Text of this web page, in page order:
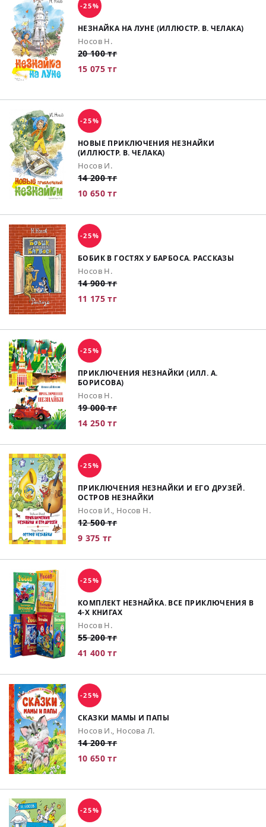
-25%
НЕЗНАЙКА НА ЛУНЕ (ИЛЛЮСТР. В. ЧЕЛАКА)
Носов Н.
20 100 тг
15 075 тг
-25%
НОВЫЕ ПРИКЛЮЧЕНИЯ НЕЗНАЙКИ
(ИЛЛЮСТР. В. ЧЕЛАКА)
Носов И.
14 200 тг
10 650 тг
-25%
БОБИК В ГОСТЯХ У БАРБОСА. РАССКАЗЫ
Носов Н.
14 900 тг
11 175 тг
-25%
ПРИКЛЮЧЕНИЯ НЕЗНАЙКИ (ИЛЛ. А.
БОРИСОВА)
Носов Н.
19 000 тг
14 250 тг
-25%
ПРИКЛЮЧЕНИЯ НЕЗНАЙКИ И ЕГО ДРУЗЕЙ.
ОСТРОВ НЕЗНАЙКИ
Носов И., Носов Н.
12 500 тг
9 375 тг
-25%
КОМПЛЕКТ НЕЗНАЙКА. ВСЕ ПРИКЛЮЧЕНИЯ В
4-Х КНИГАХ
Носов Н.
55 200 тг
41 400 тг
-25%
СКАЗКИ МАМЫ И ПАПЫ
Носов И., Носова Л.
14 200 тг
10 650 тг
-25%